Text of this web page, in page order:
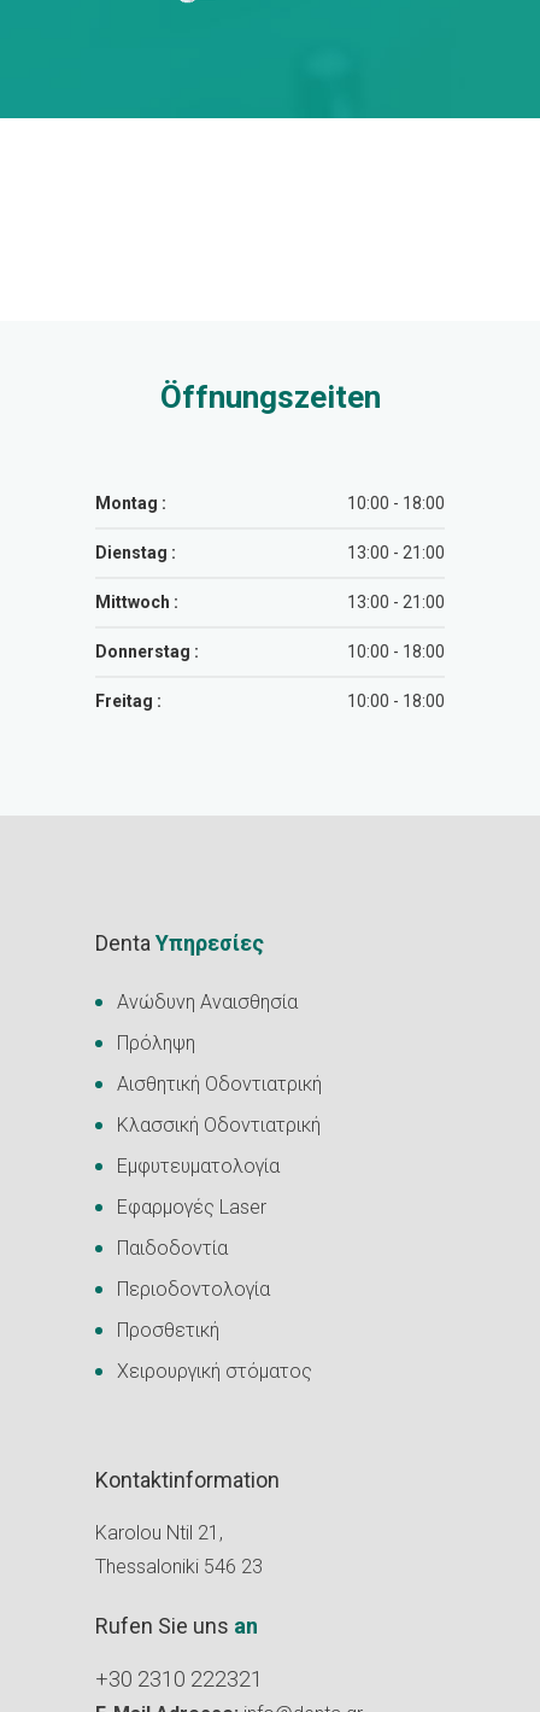
Öffnungszeiten
Montag : 10:00 - 18:00
Dienstag : 13:00 - 21:00
Mittwoch : 13:00 - 21:00
Donnerstag : 10:00 - 18:00
Freitag : 10:00 - 18:00
DentaΥπηρεσίες
Ανώδυνη Αναισθησία
Πρόληψη
Αισθητική Οδοντιατρική
Κλασσική Οδοντιατρική
Εμφυτευματολογία
Εφαρμογές Laser
Παιδοδοντία
Περιοδοντολογία
Προσθετική
Χειρουργική στόματος
Kontaktinformation
Karolou Ntil 21,
Thessaloniki 546 23
Rufen Sie uns an
+30 2310 222321